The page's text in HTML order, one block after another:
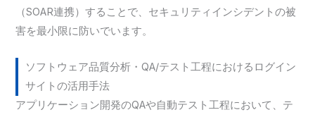
（SOAR連携）することで、セキュリティインシデントの被
害を最小限に防いでいます。
ソフトウェア品質分析・QA/テスト工程におけるログイン
サイトの活用手法
アプリケーション開発のQAや自動テスト工程において、テ